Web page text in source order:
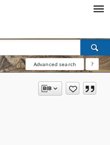
Advanced search ?